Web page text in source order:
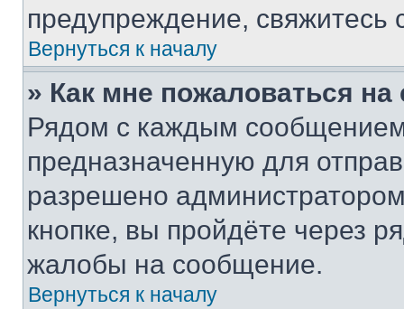
предупреждение,
Вернуться к началу
» Как мне пожаловаться
Рядом с каждым сообщением
предназначенную для
разрешено
кнопке, вы пройдёте через
жалобы на сообщение.
Вернуться к началу